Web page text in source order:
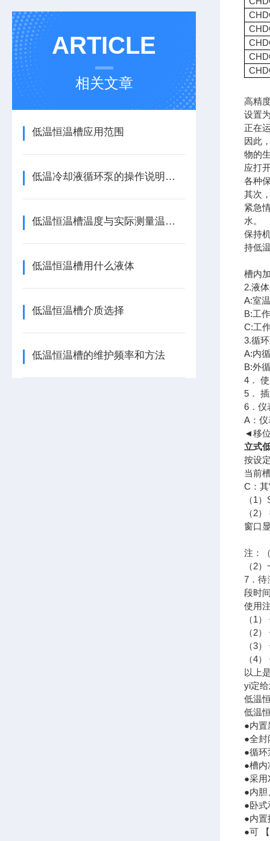
ARTICLE
相关文章
低温恒温槽应用范围
低温冷却液循环泵的操作说明和注意事项
低温恒温槽温度与实际测量温度误差允许范围
低温恒温槽用什么液体
低温恒温槽介质选择
低温恒温槽的维护频率和方法
高精
设置
正在
因此
物的
应打
各种
其次
紧急
水。
保持
持低
槽内
2.液
A:室
B:工
C:工
3.循
A:内
B:外
4．
5．
6．仪
A：
◄移
立式
按设
当前
C：
（1
（2
窗口
注：
（2
7．待
段时
使用
（1
（2
（3
（4
以上
yi定
低温
低温
●内置
●全封
●循环
●槽内
●采用
●内胆
●卧式
●内置
●可